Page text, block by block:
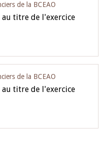
de la BCEAO
au titre de l'exercice
de la BCEAO
au titre de l'exercice